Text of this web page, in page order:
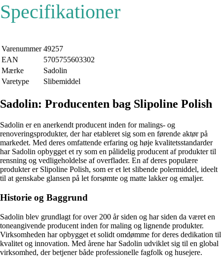
Specifikationer
Varenummer 49257
EAN
5705755603302
Mærke
Sadolin
Varetype
Slibemiddel
Sadolin: Producenten bag Slipoline Polish
Sadolin er en anerkendt producent inden for malings- og
renoveringsprodukter, der har etableret sig som en førende aktør på
markedet. Med deres omfattende erfaring og høje kvalitetsstandarder
har Sadolin opbygget et ry som en pålidelig producent af produkter til
rensning og vedligeholdelse af overflader. En af deres populære
produkter er Slipoline Polish, som er et let slibende polermiddel, ideelt
til at genskabe glansen på let forsømte og matte lakker og emaljer.
Historie og Baggrund
Sadolin blev grundlagt for over 200 år siden og har siden da været en
toneangivende producent inden for maling og lignende produkter.
Virksomheden har opbygget et solidt omdømme for deres dedikation til
kvalitet og innovation. Med årene har Sadolin udviklet sig til en global
virksomhed, der betjener både professionelle fagfolk og husejere.